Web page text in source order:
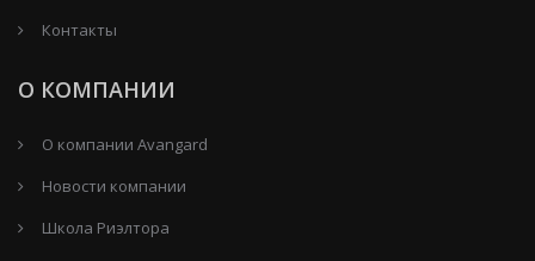
Контакты
О КОМПАНИИ
О компании Avangard
Новости компании
Школа Риэлтора